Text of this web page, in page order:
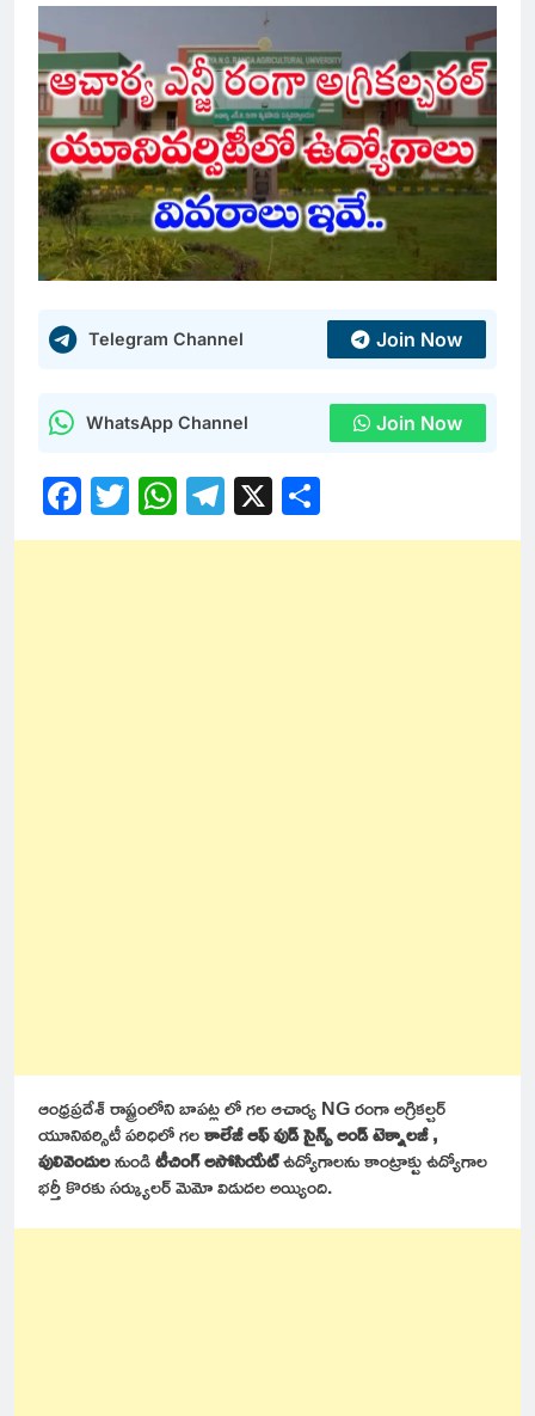
Telegram Channel Join Now
WhatsApp Channel Join Now
Facebook
Twitter
WhatsApp
Telegram
X
ఆంధ్రప్రదేశ్ రాష్ట్రంలోని బాపట్ల లో గల ఆచార్య NG రంగా అగ్రికల్చర్
యూనివర్సిటీ పరిధిలో గలకాలేజీ ఆఫ్ ఫుడ్ సైన్స్ అండ్ టెక్నాలజీ ,
పులివెందులనుండిటీచింగ్ అసోసియేట్ఉద్యోగాలను కాంట్రాక్టు ఉద్యోగాల
భర్తీ కొరకు సర్క్యులర్ మెమో విడుదల అయ్యింది.